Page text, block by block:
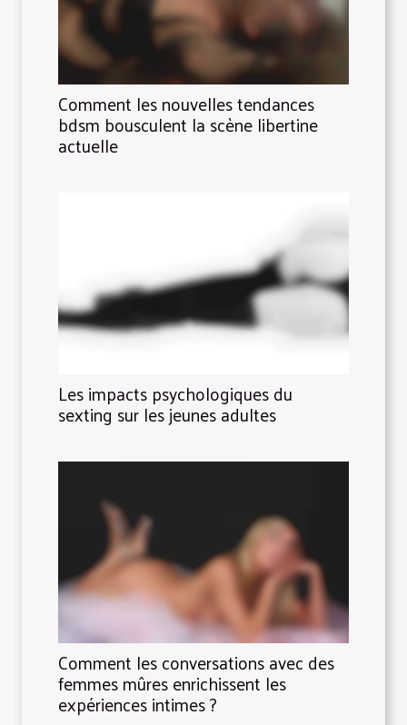
Comment les nouvelles tendances
bdsm bousculent la scène libertine
actuelle
Les impacts psychologiques du
sexting sur les jeunes adultes
Comment les conversations avec des
femmes mûres enrichissent les
expériences intimes ?